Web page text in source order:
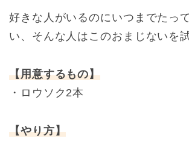
好きな人がいるのにいつまでたっ
い、そんな人はこのおまじないを
【用意するもの】
・ロウソク2本
【やり方】